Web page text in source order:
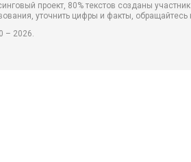
проект, 80% текстов созданы
уточнить цифры и факты,
– 2026.